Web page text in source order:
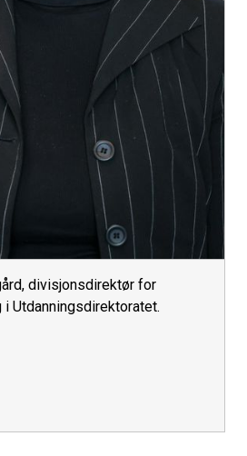
divisjonsdirektør for
Utdanningsdirektoratet.